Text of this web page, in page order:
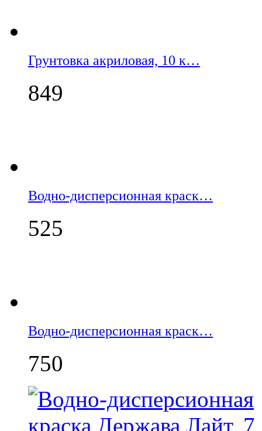
Грунтовка акриловая, 10 к…
849
Водно-дисперсионная краск…
525
Водно-дисперсионная краск…
750